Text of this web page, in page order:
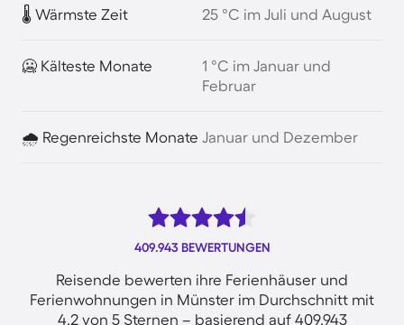
🌡️ Wärmste Zeit 25 °C im Juli und August
🥶 Kälteste Monate
1 °C im Januar und
Februar
🌧️ Regenreichste Monate Januar und Dezember
409.943 BEWERTUNGEN
Reisende bewerten ihre Ferienhäuser und
Ferienwohnungen in Münster im Durchschnitt mit
4.2 von 5 Sternen – basierend auf 409.943